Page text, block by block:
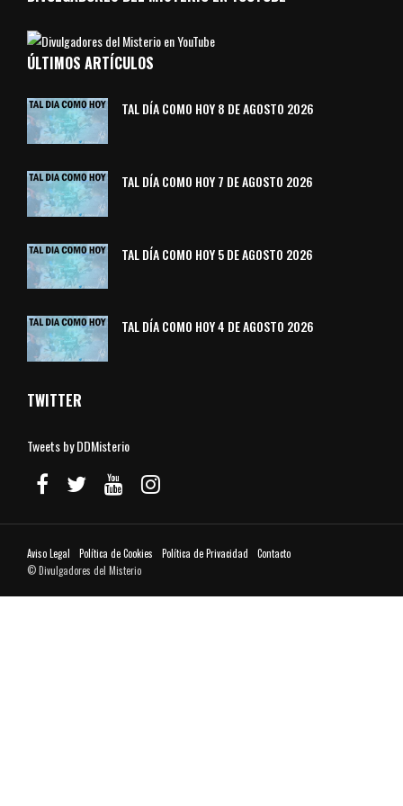
ÚLTIMOS ARTÍCULOS
TAL DÍA COMO HOY 8 DE AGOSTO 2026
TAL DÍA COMO HOY 7 DE AGOSTO 2026
TAL DÍA COMO HOY 5 DE AGOSTO 2026
TAL DÍA COMO HOY 4 DE AGOSTO 2026
TWITTER
Tweets by DDMisterio
Aviso Legal Política de Cookies Política de Privacidad
Contacto
© Divulgadores del Misterio